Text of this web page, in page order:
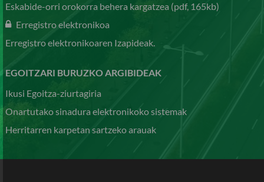
Eskabide-orri orokorra behera kargatzea (pdf, 165kb)
Erregistro elektronikoa
Erregistro elektronikoaren Izapideak.
EGOITZARI BURUZKO ARGIBIDEAK
Ikusi Egoitza-ziurtagiria
Onartutako sinadura elektronikoko sistemak
Herritarren karpetan sartzeko arauak